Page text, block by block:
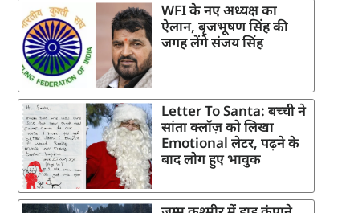
WFI के नए अध्यक्ष का
ऐलान, बृजभूषण सिंह की
जगह लेंगे संजय सिंह
Letter To Santa: बच्ची ने
सांता क्लॉज़ को लिखा
Emotional लेटर, पढ़ने के
बाद लोग हुए भावुक